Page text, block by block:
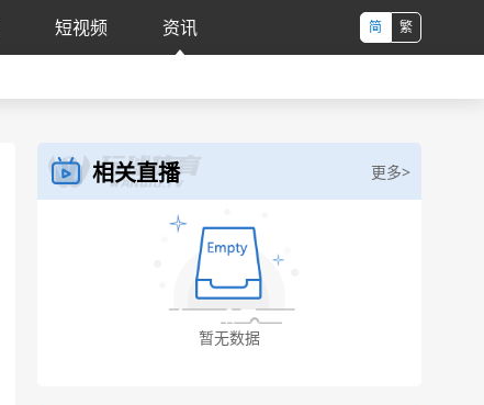
短视频 资讯 简 繁
相关直播 更多>